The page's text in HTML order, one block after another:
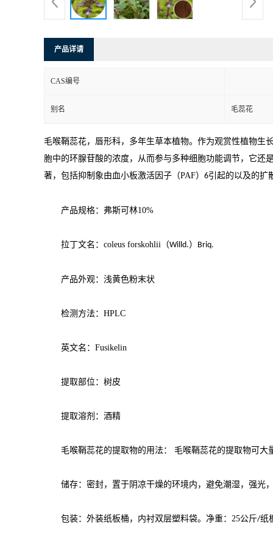
产品详请
CAS编号
别名 毛蕊花
毛喉鞘蕊花，唇形科，多年生草本植物。作为观赏性植物生
胞中的环腺苷酸的浓度，从而参与多种细胞功能调节，它还
著，包括抑制象由血小板激活因子（PAF） 6引起的以及的扩
产品规格：弗斯可林10%
拉丁文名： coleus forskohlii （Willd.） Briq.
产品外观：浅黄色粉末状
检测方法： HPLC
英文名： Fusikelin
提取部位：树皮
提取溶剂：酒精
毛喉鞘蕊花的提取物的用法： 毛喉鞘蕊花的提取物可大
储存：密封，置于阴凉干燥的环境内，避免潮湿，强光
包装：外装纸板桶，内衬双层塑料袋。净重： 25公斤/纸